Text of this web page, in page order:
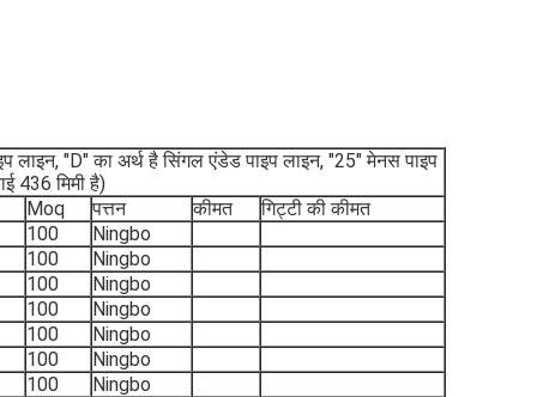
लाइन, "D" का अर्थ है सिंगल एंडेड पाइप लाइन, "25" मेनस पाइप
436 मिमी है)
Moq पत्तन कीमत
गिट्टी की कीमत
100
Ningbo
100
Ningbo
100
Ningbo
100
Ningbo
100
Ningbo
100
Ningbo
100
Ningbo